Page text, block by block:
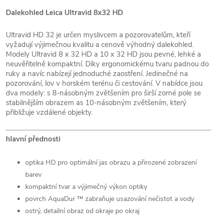
Dalekohled Leica Ultravid 8x32 HD
Ultravid HD 32 je určen myslivcem a pozorovatelům, kteří
vyžadují výjimečnou kvalitu a cenově výhodný dalekohled.
Modely Ultravid 8 x 32 HD a 10 x 32 HD jsou pevné, lehké a
neuvěřitelně kompaktní. Díky ergonomickému tvaru padnou do
ruky a navíc nabízejí jednoduché zaostření. Jedinečné na
pozorování, lov v horském terénu či cestování. V nabídce jsou
dva modely: s 8-násobným zvětšením pro širší zorné pole se
stabilnějším obrazem as 10-násobným zvětšením, který
přibližuje vzdálené objekty.
hlavní přednosti
optika HD pro optimální jas obrazu a přirozené zobrazení
barev
kompaktní tvar a výjimečný výkon optiky
povrch AquaDur ™ zabraňuje usazování nečistot a vody
ostrý, detailní obraz od okraje po okraj